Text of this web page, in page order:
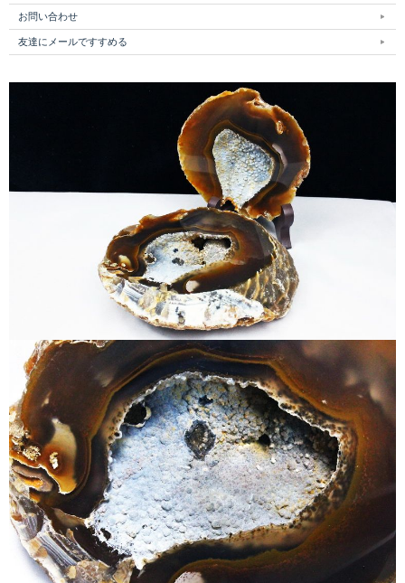
お問い合わせ
友達にメールですすめる